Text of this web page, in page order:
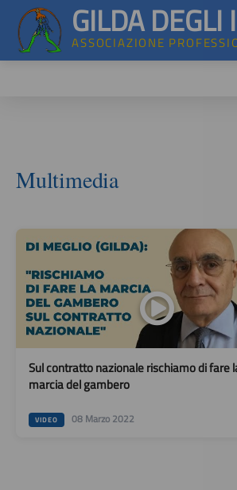
GILDA
ASSOCIAZIONE
Multimedia
Sul contratto nazionale rischiamo di fare
marcia del gambero
VIDEO 08 Marzo 2022